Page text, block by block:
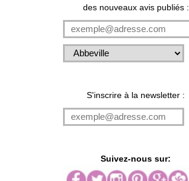
des nouveaux avis publiés :
S'inscrire à la newsletter :
Suivez-nous sur: